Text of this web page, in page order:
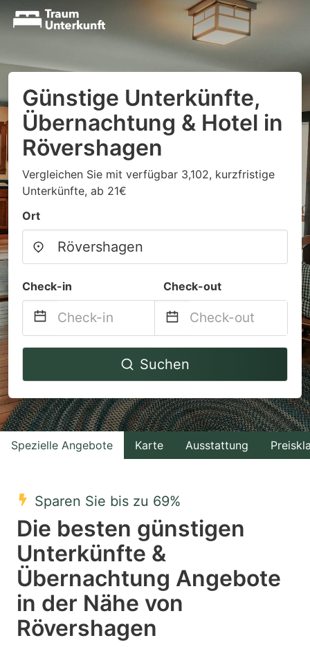
Günstige Unterkünfte,
Übernachtung & Hotel in
Rövershagen
Vergleichen Sie mit verfügbar 3,102, kurzfristige
Unterkünfte, ab 21€
Ort
Check-in Check-out
Navigate
to
interact
with
the
select
a
date.
Press
question
mark
Navigate
to
interact
with
the
a
Press
the
Suchen
Spezielle Angebote Karte Ausstattung
Sparen Sie bis zu 69%
Die besten günstigen
Unterkünfte &
Übernachtung Angebote
in der Nähe von
Rövershagen